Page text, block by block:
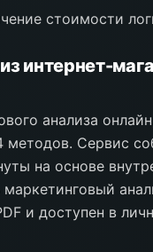
стоимости
интернет-
анализа
методов. Сервис
на основе
и доступен в